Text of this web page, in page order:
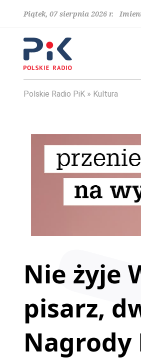
Piątek, 07 sierpnia 2026 r.
Polskie Radio PiK Kultura
Nie żyje
pisarz,
Nagrody